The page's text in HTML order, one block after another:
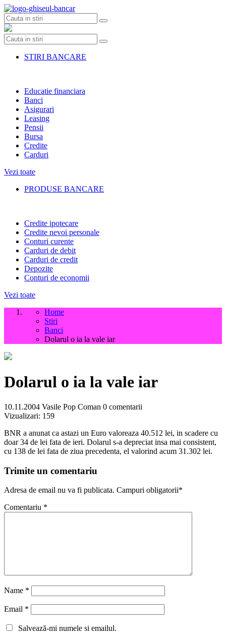
Skip
to
content
STIRI BANCARE
Educatie financiara
Banci
Asigurari
Leasing
Pensii
Bursa
Credite
Carduri
Vezi toate
PRODUSE BANCARE
Credite ipotecare
Credite nevoi personale
Conturi curente
Carduri de debit
Carduri de credit
Depozite
Conturi de economii
Vezi toate
Home
Stiri
Banci
Dolarul o ia la vale iar
Dolarul o ia la vale iar
10.11.2004 Vasile Pop Coman 0 comentarii
Vizualizari: 159
BNR a anunat ca astazi un Euro valoreaza 40.512 lei, in scadere cu
doar 34 de lei fata de ieri. Dolarul s-a depreciat insa mai consistent,
cu 138 de lei fata de ziua precedenta, el valorind acum 31.302 lei.
Trimite un comentariu
Adresa de email nu va fi publicata. Campuri obligatorii*
Comentariu *
Name *
Email *
Salvează-mi numele si emailul.